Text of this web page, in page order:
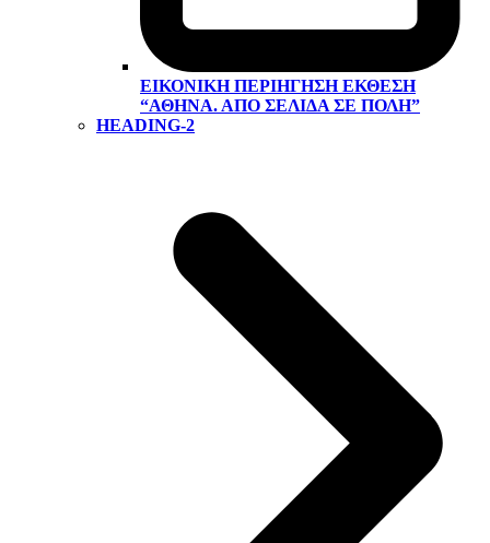
ΕΙΚΟΝΙΚΉ ΠΕΡΙΉΓΗΣΗ ΕΚΘΕΣΗ
“ΑΘΉΝΑ. ΑΠΌ ΣΕΛΊΔΑ ΣΕ ΠΌΛΗ”
HEADING-2